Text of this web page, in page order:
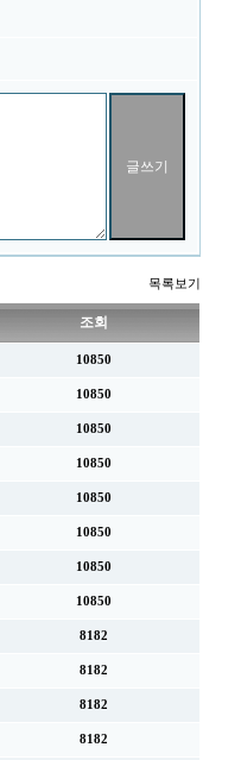
목록보기
조회
10850
10850
10850
10850
10850
10850
10850
10850
8182
8182
8182
8182